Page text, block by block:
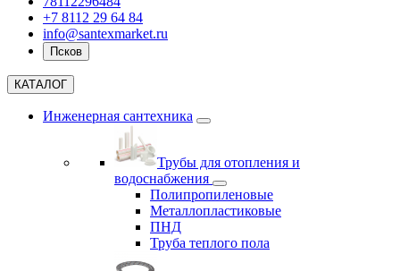
+7 8112 29 64 84
info@santexmarket.ru
Псков
КАТАЛОГ
Инженерная сантехника
Трубы для отопления и
водоснабжения
Полипропиленовые
Металлопластиковые
ПНД
Труба теплого пола